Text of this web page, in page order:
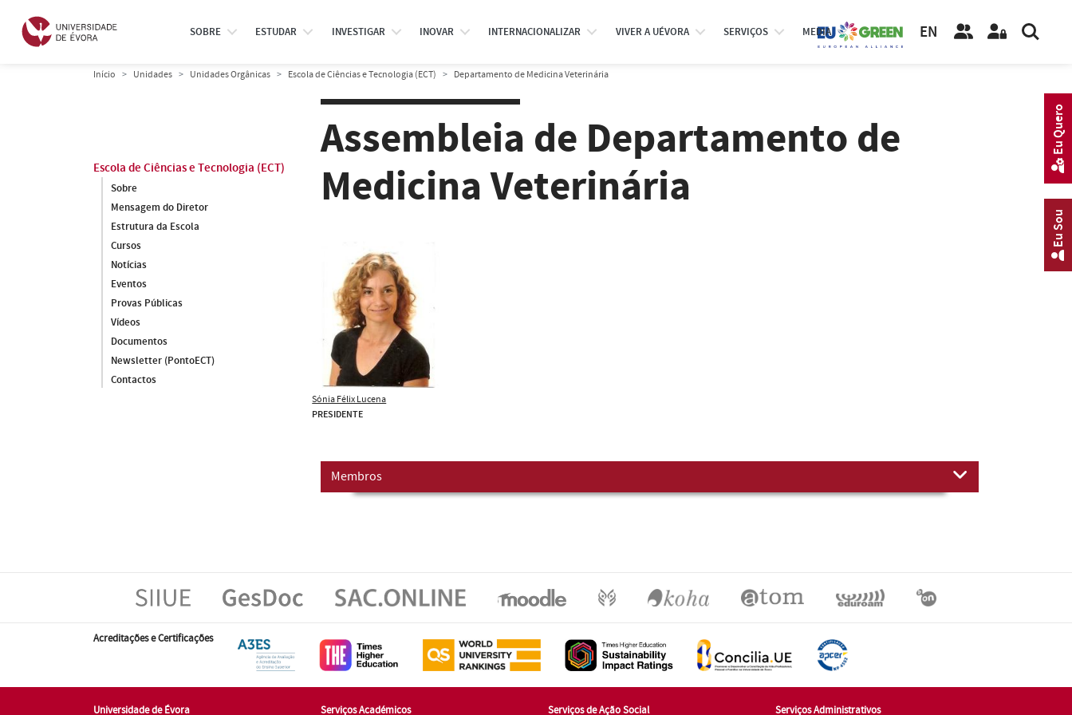
SOBRE ESTUDAR INVESTIGAR INOVAR INTERNACIONALIZAR VIVER A UÉVORA SERVIÇOS MEDIA EN
Início Unidades Unidades Orgânicas Escola de Ciências e Tecnologia (ECT) Departamento de Medicina Veterinária
Escola de Ciências e Tecnologia (ECT)
Sobre
Mensagem do Diretor
Estrutura da Escola
Cursos
Notícias
Eventos
Provas Públicas
Vídeos
Documentos
Newsletter (PontoECT)
Contactos
Assembleia de Departamento de
Medicina Veterinária
Sónia Félix Lucena
PRESIDENTE
Membros
Acreditações e Certificações
Universidade de Évora Serviços Académicos Serviços de Ação Social Serviços Administrativos
Eu Sou
Eu Quero